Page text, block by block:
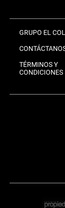
GRUPO EL
TÉRMINOS Y
CONDICIONES